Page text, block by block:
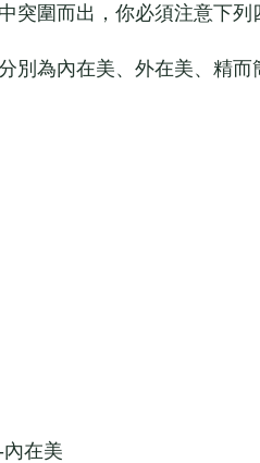
突圍而出，你必須注意下列
為內在美、外在美、精而
在美